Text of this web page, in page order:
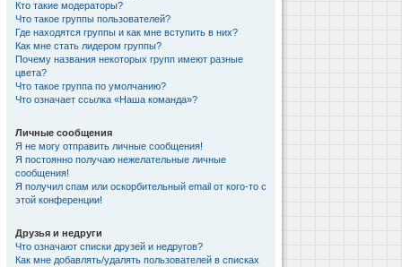
Кто такие модераторы?
Что такое группы пользователей?
Где находятся группы и как мне вступить в них?
Как мне стать лидером группы?
Почему названия некоторых групп имеют разные
цвета?
Что такое группа по умолчанию?
Что означает ссылка «Наша команда»?
Личные сообщения
Я не могу отправить личные сообщения!
Я постоянно получаю нежелательные личные
сообщения!
Я получил спам или оскорбительный email от кого-то с
этой конференции!
Друзья и недруги
Что означают списки друзей и недругов?
Как мне добавлять/удалять пользователей в списках